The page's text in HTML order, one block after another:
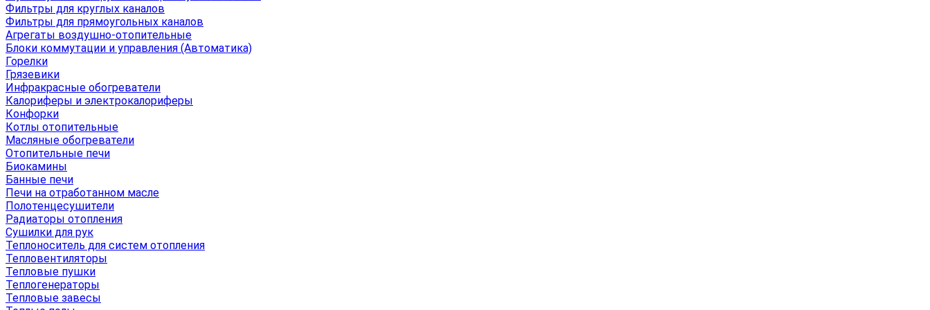
Фильтры для круглых каналов
Фильтры для прямоугольных каналов
Агрегаты воздушно-отопительные
Блоки коммутации и управления (Автоматика)
Горелки
Грязевики
Инфракрасные обогреватели
Калориферы и электрокалориферы
Конфорки
Котлы отопительные
Масляные обогреватели
Отопительные печи
Биокамины
Банные печи
Печи на отработанном масле
Полотенцесушители
Радиаторы отопления
Сушилки для рук
Теплоноситель для систем отопления
Тепловентиляторы
Тепловые пушки
Теплогенераторы
Тепловые завесы